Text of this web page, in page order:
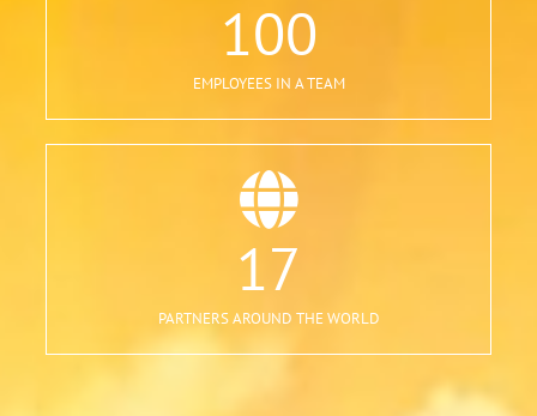
100
EMPLOYEES IN A TEAM
17
PARTNERS AROUND THE WORLD